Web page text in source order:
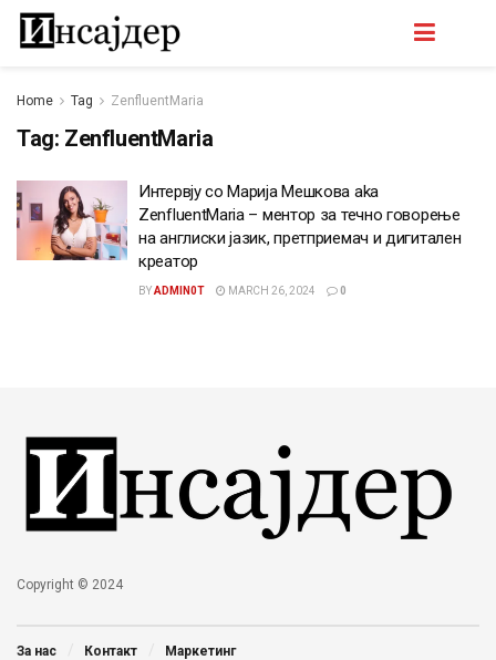
Home Tag ZenfluentMaria
Tag: ZenfluentMaria
Интервју со Марија Мешкова aka
ZenfluentMaria – ментор за течно говорење
на англиски јазик, претприемач и дигитален
креатор
BYADMIN0T MARCH 26, 2024 0
Copyright © 2024
За нас Контакт Маркетинг